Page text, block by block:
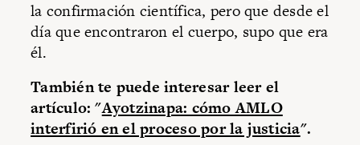
la confirmación científica, pero que desde el
día que encontraron el cuerpo, supo que era
él.
También te puede interesar leer el
artículo: "Ayotzinapa: cómo AMLO
interfirió en el proceso por la justicia".